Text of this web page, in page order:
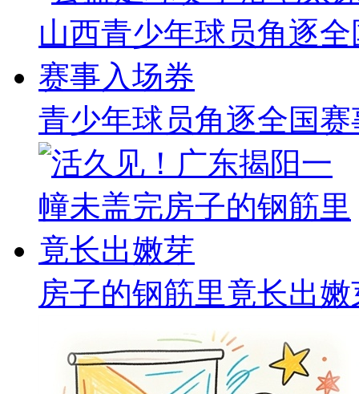
青少年球员角逐全国
房子的钢筋里竟长出嫩